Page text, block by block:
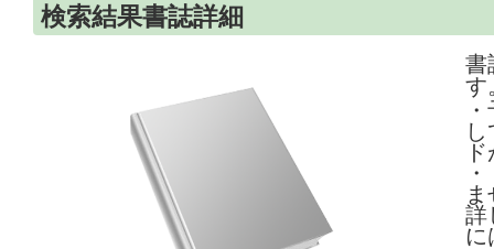
検索結果書誌詳細
書
す
詳
に